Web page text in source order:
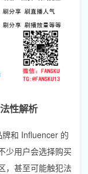
性解析
和 Influencer 的
少用户会选择购买
，甚至可能触犯法